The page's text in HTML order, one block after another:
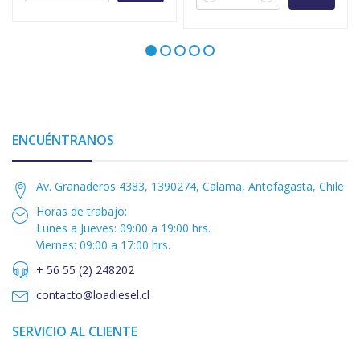
ENCUÉNTRANOS
Av. Granaderos 4383, 1390274, Calama, Antofagasta, Chile
Horas de trabajo:
Lunes a Jueves: 09:00 a 19:00 hrs.
Viernes: 09:00 a 17:00 hrs.
+ 56 55 (2) 248202
contacto@loadiesel.cl
SERVICIO AL CLIENTE